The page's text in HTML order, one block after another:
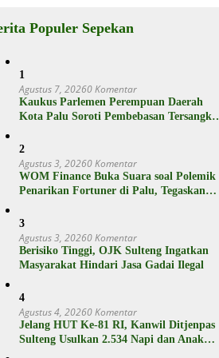
Populer Sepekan
1
Agustus 7, 20260 Komentar
Kaukus Parlemen Perempuan Daerah
Kota Palu Soroti Pembebasan Tersangka
2
Agustus 3, 20260 Komentar
WOM Finance Buka Suara soal Polemik
Penarikan Fortuner di Palu, Tegaskan
3
Agustus 3, 20260 Komentar
Berisiko Tinggi, OJK Sulteng Ingatkan
Masyarakat Hindari Jasa Gadai Ilegal
4
Agustus 4, 20260 Komentar
Jelang HUT Ke-81 RI, Kanwil Ditjenpas
Sulteng Usulkan 2.534 Napi dan Anak